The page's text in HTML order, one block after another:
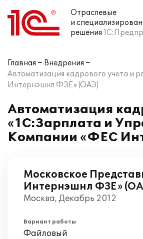
Отраслевые
и
решения
Главная
Внедрения
Автоматизация кадрового учета и
Интернэшнл ФЗЕ» (ОАЭ)
Автоматизация
«1С:Зарплата и
Компании «ФЕС
Московское
Интернэшнл ФЗЕ»
Москва, Декабрь 2012
Вариант работы
Файловый